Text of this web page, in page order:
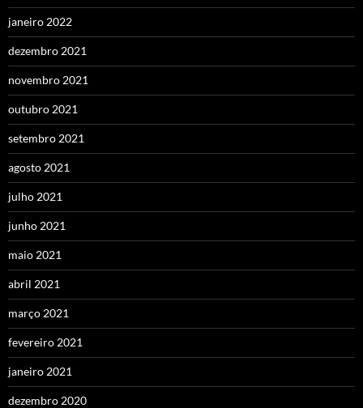
janeiro 2022
dezembro 2021
novembro 2021
outubro 2021
setembro 2021
agosto 2021
julho 2021
junho 2021
maio 2021
abril 2021
março 2021
fevereiro 2021
janeiro 2021
dezembro 2020